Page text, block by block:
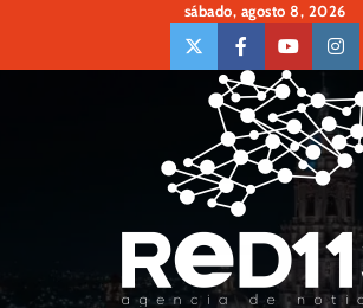
content
sábado, agosto 8, 2026
twiter Face Youtubeinsta